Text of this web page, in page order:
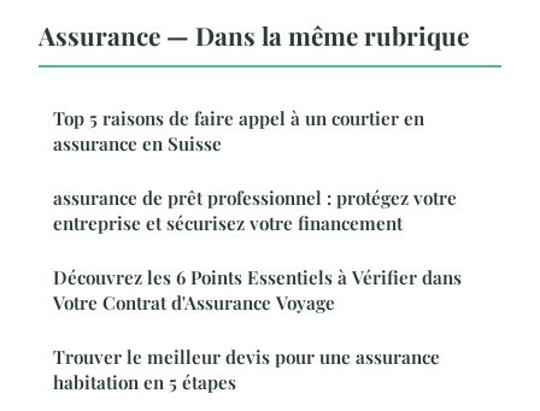
Assurance — Dans la même rubrique
Top 5 raisons de faire appel à un courtier en
assurance en Suisse
assurance de prêt professionnel : protégez votre
entreprise et sécurisez votre financement
Découvrez les 6 Points Essentiels à Vérifier dans
Votre Contrat d'Assurance Voyage
Trouver le meilleur devis pour une assurance
habitation en 5 étapes